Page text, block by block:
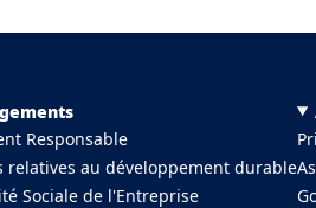
Responsable
relatives au développement durable
Sociale de l'Entreprise